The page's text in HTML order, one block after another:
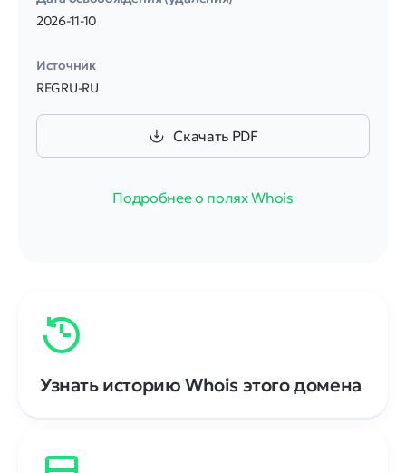
2026-11-10
Источник
REGRU-RU
Скачать PDF
Подробнее о полях Whois
Узнать историю Whois этого домена